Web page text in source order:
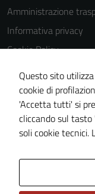
Amministrazione
Informativa privacy
Cookie Policy
Dichiarazione di
Obiettivi di
Piano di
Questo sito
cookie di
'Accetta tutti' si
cliccando sul
soli cookie tecnici.